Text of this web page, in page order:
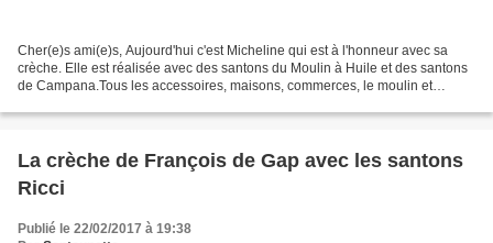
Cher(e)s ami(e)s, Aujourd'hui c'est Micheline qui est à l'honneur avec sa
crèche. Elle est réalisée avec des santons du Moulin à Huile et des santons
de Campana.Tous les accessoires, maisons, commerces, le moulin et
La crèche de François de Gap avec les santons
Ricci
Publié le 22/02/2017 à 19:38